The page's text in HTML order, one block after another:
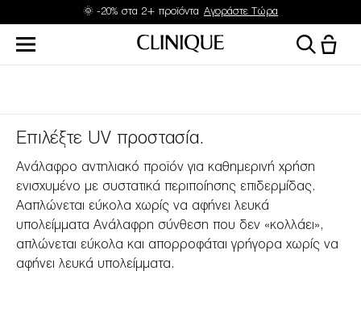
🌞 -20% στα 2+ προϊόντα Αγοράστε Τώρα
Επιλέξτε UV προστασία.
Ανάλαφρο αντηλιακό προϊόν για καθημερινή χρήση
ενισχυμένο με συστατικά περιποίησης επιδερμίδας.
Ααπλώνεται εύκολα χωρίς να αφήνει λευκά
υπολείμματα Ανάλαφρη σύνθεση που δεν «κολλάει»,
απλώνεται εύκολα και απορροφάται γρήγορα χωρίς να
αφήνει λευκά υπολείμματα.